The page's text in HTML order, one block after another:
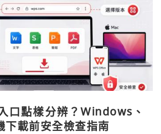
口點樣分辨？Windows、
下載前安全檢查指南